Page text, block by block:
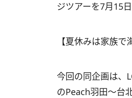
ジツアーを7月15
【夏休みは家族
今回の同企画は、
のPeach羽田～台